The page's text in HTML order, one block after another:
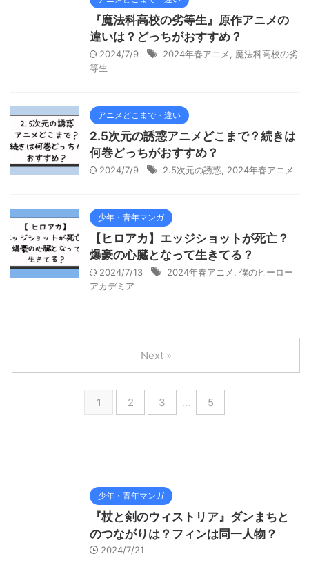
『魔法科高校の劣等生』原作アニメの
違いは？どっちがおすすめ？
2024/7/9 2024年春アニメ
魔法科高校の劣
等生
アニメどこまで・違い
2.5次元の誘惑アニメどこまで？続きは
何巻どっちがおすすめ？
2024/7/9 2.5次元の誘惑 2024年春アニメ
少年・青年マンガ
【ヒロアカ】エッジショットが死亡？
爆豪の心臓となって生きてる？
2024/7/13 2024年春アニメ
僕のヒーロー
アカデミア
1 2 3 … 5
Next »
少年・青年マンガ
『杖と剣のウィストリア』ダンまちと
のつながりは？フィンは同一人物？
2024/7/21